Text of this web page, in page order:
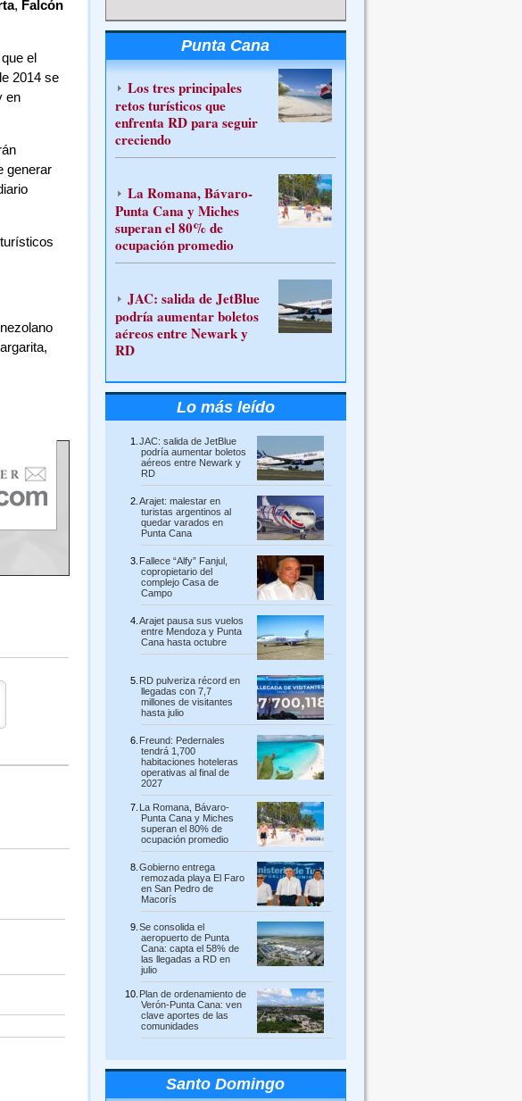
, Falcón
el
2014 se
en
generar
Punta Cana
Los tres principales
retos turísticos que
enfrenta RD para seguir
creciendo
La Romana, Bávaro-
Punta Cana y Miches
superan el 80% de
ocupación promedio
JAC: salida de JetBlue
podría aumentar boletos
aéreos entre Newark y
RD
Lo más leído
JAC: salida de JetBlue
podría aumentar boletos
aéreos entre Newark y
RD
Arajet: malestar en
turistas argentinos al
quedar varados en
Punta Cana
Fallece “Alfy” Fanjul,
copropietario del
complejo Casa de
Campo
Arajet pausa sus vuelos
entre Mendoza y Punta
Cana hasta octubre
RD pulveriza récord en
llegadas con 7,7
millones de visitantes
hasta julio
Freund: Pedernales
tendrá 1,700
habitaciones hoteleras
operativas al final de
2027
La Romana, Bávaro-
Punta Cana y Miches
superan el 80% de
ocupación promedio
Gobierno entrega
remozada playa El Faro
en San Pedro de
Macorís
Se consolida el
aeropuerto de Punta
Cana: capta el 58% de
las llegadas a RD en
julio
Plan de ordenamiento de
Verón-Punta Cana: ven
clave aportes de las
comunidades
Santo Domingo